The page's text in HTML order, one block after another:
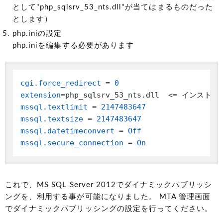
として"php_sqlsrv_53_nts.dll"が当てはまるものだった
とします）
php.iniの設定
php.iniを編集する必要があります
cgi.force_redirect = 0
extension
mssql.textlimit = 2147483647
mssql.textsize = 2147483647
mssql.datetimeconvert = Off
mssql.secure_connection = On
これで、MS SQL Server 2012でダイナミックパブリッシ
ングを、利用する事が可能になりました。 MTA 管理画面
でダイナミックパブリッシングの設定を行ってください。